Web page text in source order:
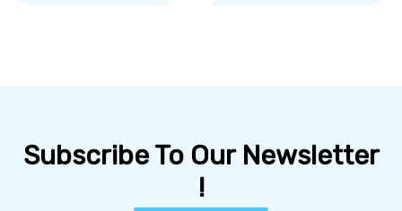
Subscribe To Our Newsletter
!